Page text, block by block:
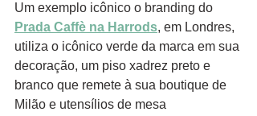
Um exemplo icônico o branding do
Prada Caffè na Harrods, em Londres,
utiliza o icônico verde da marca em sua
decoração, um piso xadrez preto e
branco que remete à sua boutique de
Milão e utensílios de mesa